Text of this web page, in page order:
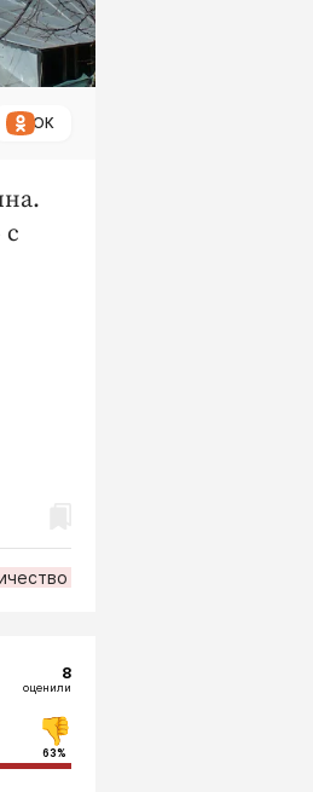
ОК
8
оценили
63%